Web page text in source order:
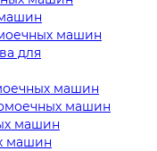
машин
для
машин
машин
машин
машин